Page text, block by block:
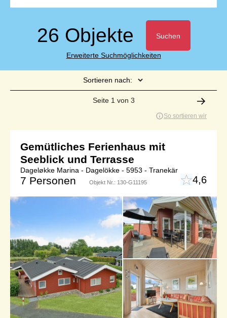
26 Objekte Suchen
Erweiterte Suchmöglichkeiten
Sortieren nach:
Seite 1 von 3
So sortieren wir
Gemütliches Ferienhaus mit
Seeblick und Terrasse
Dageløkke Marina - Dagelökke - 5953 - Tranekär
7 Personen Objekt Nr.: 130-G11195 4,6